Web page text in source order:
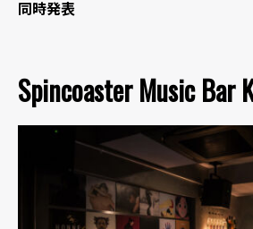
同時発表
Spincoaster Music Bar